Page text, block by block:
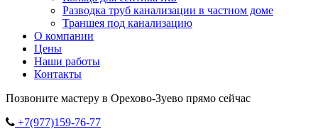
Разводка труб канализации в частном доме
Траншея под канализацию
О компании
Цены
Наши работы
Контакты
Позвоните мастеру в Орехово-Зуево прямо сейчас
+7(977)159-76-77